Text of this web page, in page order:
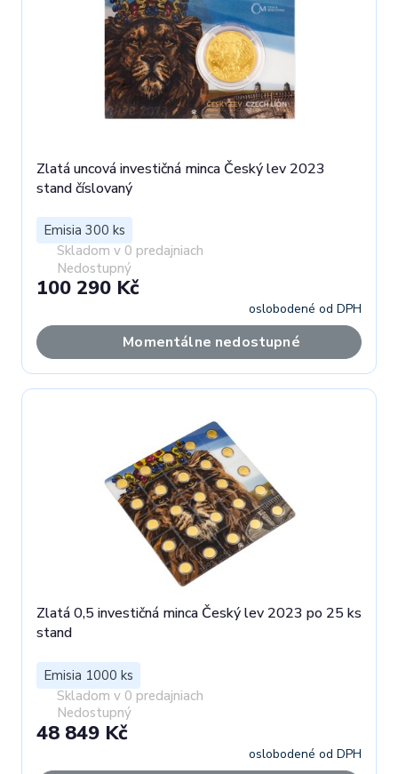
Zlatá uncová investičná minca Český lev 2023
stand číslovaný
Emisia 300 ks
Skladom v 0 predajniach
Nedostupný
100 290 Kč
oslobodené od DPH
Momentálne nedostupné
Zlatá 0,5 investičná minca Český lev 2023 po 25 ks
stand
Emisia 1000 ks
Skladom v 0 predajniach
Nedostupný
48 849 Kč
oslobodené od DPH